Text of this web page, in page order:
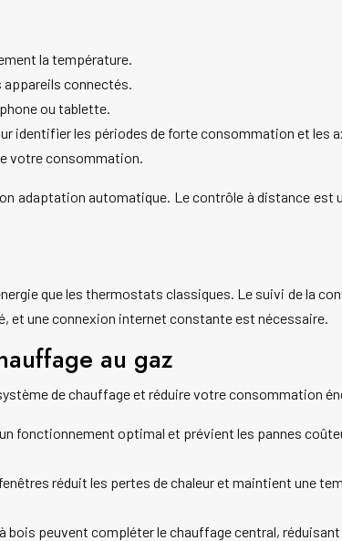
la température.
appareils connectés.
ou tablette.
identifier les périodes de forte consommation et les
votre consommation.
adaptation automatique. Le contrôle à distance
que les thermostats classiques. Le suivi de la
et une connexion internet constante est nécessaire.
au gaz
de chauffage et réduire votre consommation
fonctionnement optimal et prévient les pannes
réduit les pertes de chaleur et maintient une
bois peuvent compléter le chauffage central,